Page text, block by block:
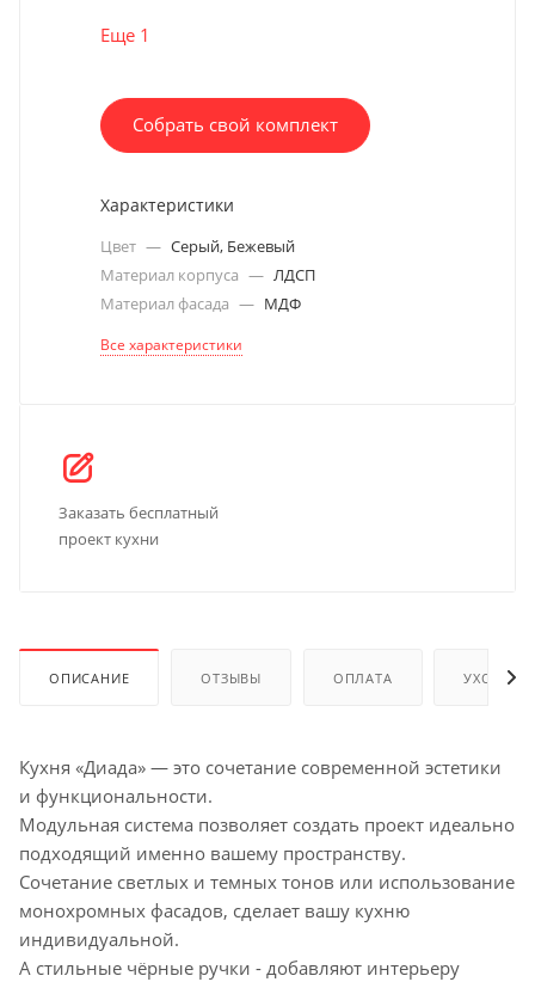
Еще 1
Собрать свой комплект
Характеристики
Цвет — Серый, Бежевый
Материал корпуса — ЛДСП
Материал фасада — МДФ
Все характеристики
Заказать бесплатный
проект кухни
ОПИСАНИЕ ОТЗЫВЫ ОПЛАТА УХОД И
Кухня «Диада» — это сочетание современной эстетики
и функциональности.
Модульная система позволяет создать проект идеально
подходящий именно вашему пространству.
Сочетание светлых и темных тонов или использование
монохромных фасадов, сделает вашу кухню
индивидуальной.
А стильные чёрные ручки - добавляют интерьеру